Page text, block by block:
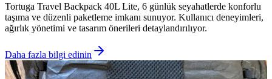
Tortuga Travel Backpack 40L Lite, 6 günlük seyahatlerde konforlu
taşıma ve düzenli paketleme imkanı sunuyor. Kullanıcı deneyimleri,
ağırlık yönetimi ve tasarım önerileri detaylandırılıyor.
Daha fazla bilgi edinin